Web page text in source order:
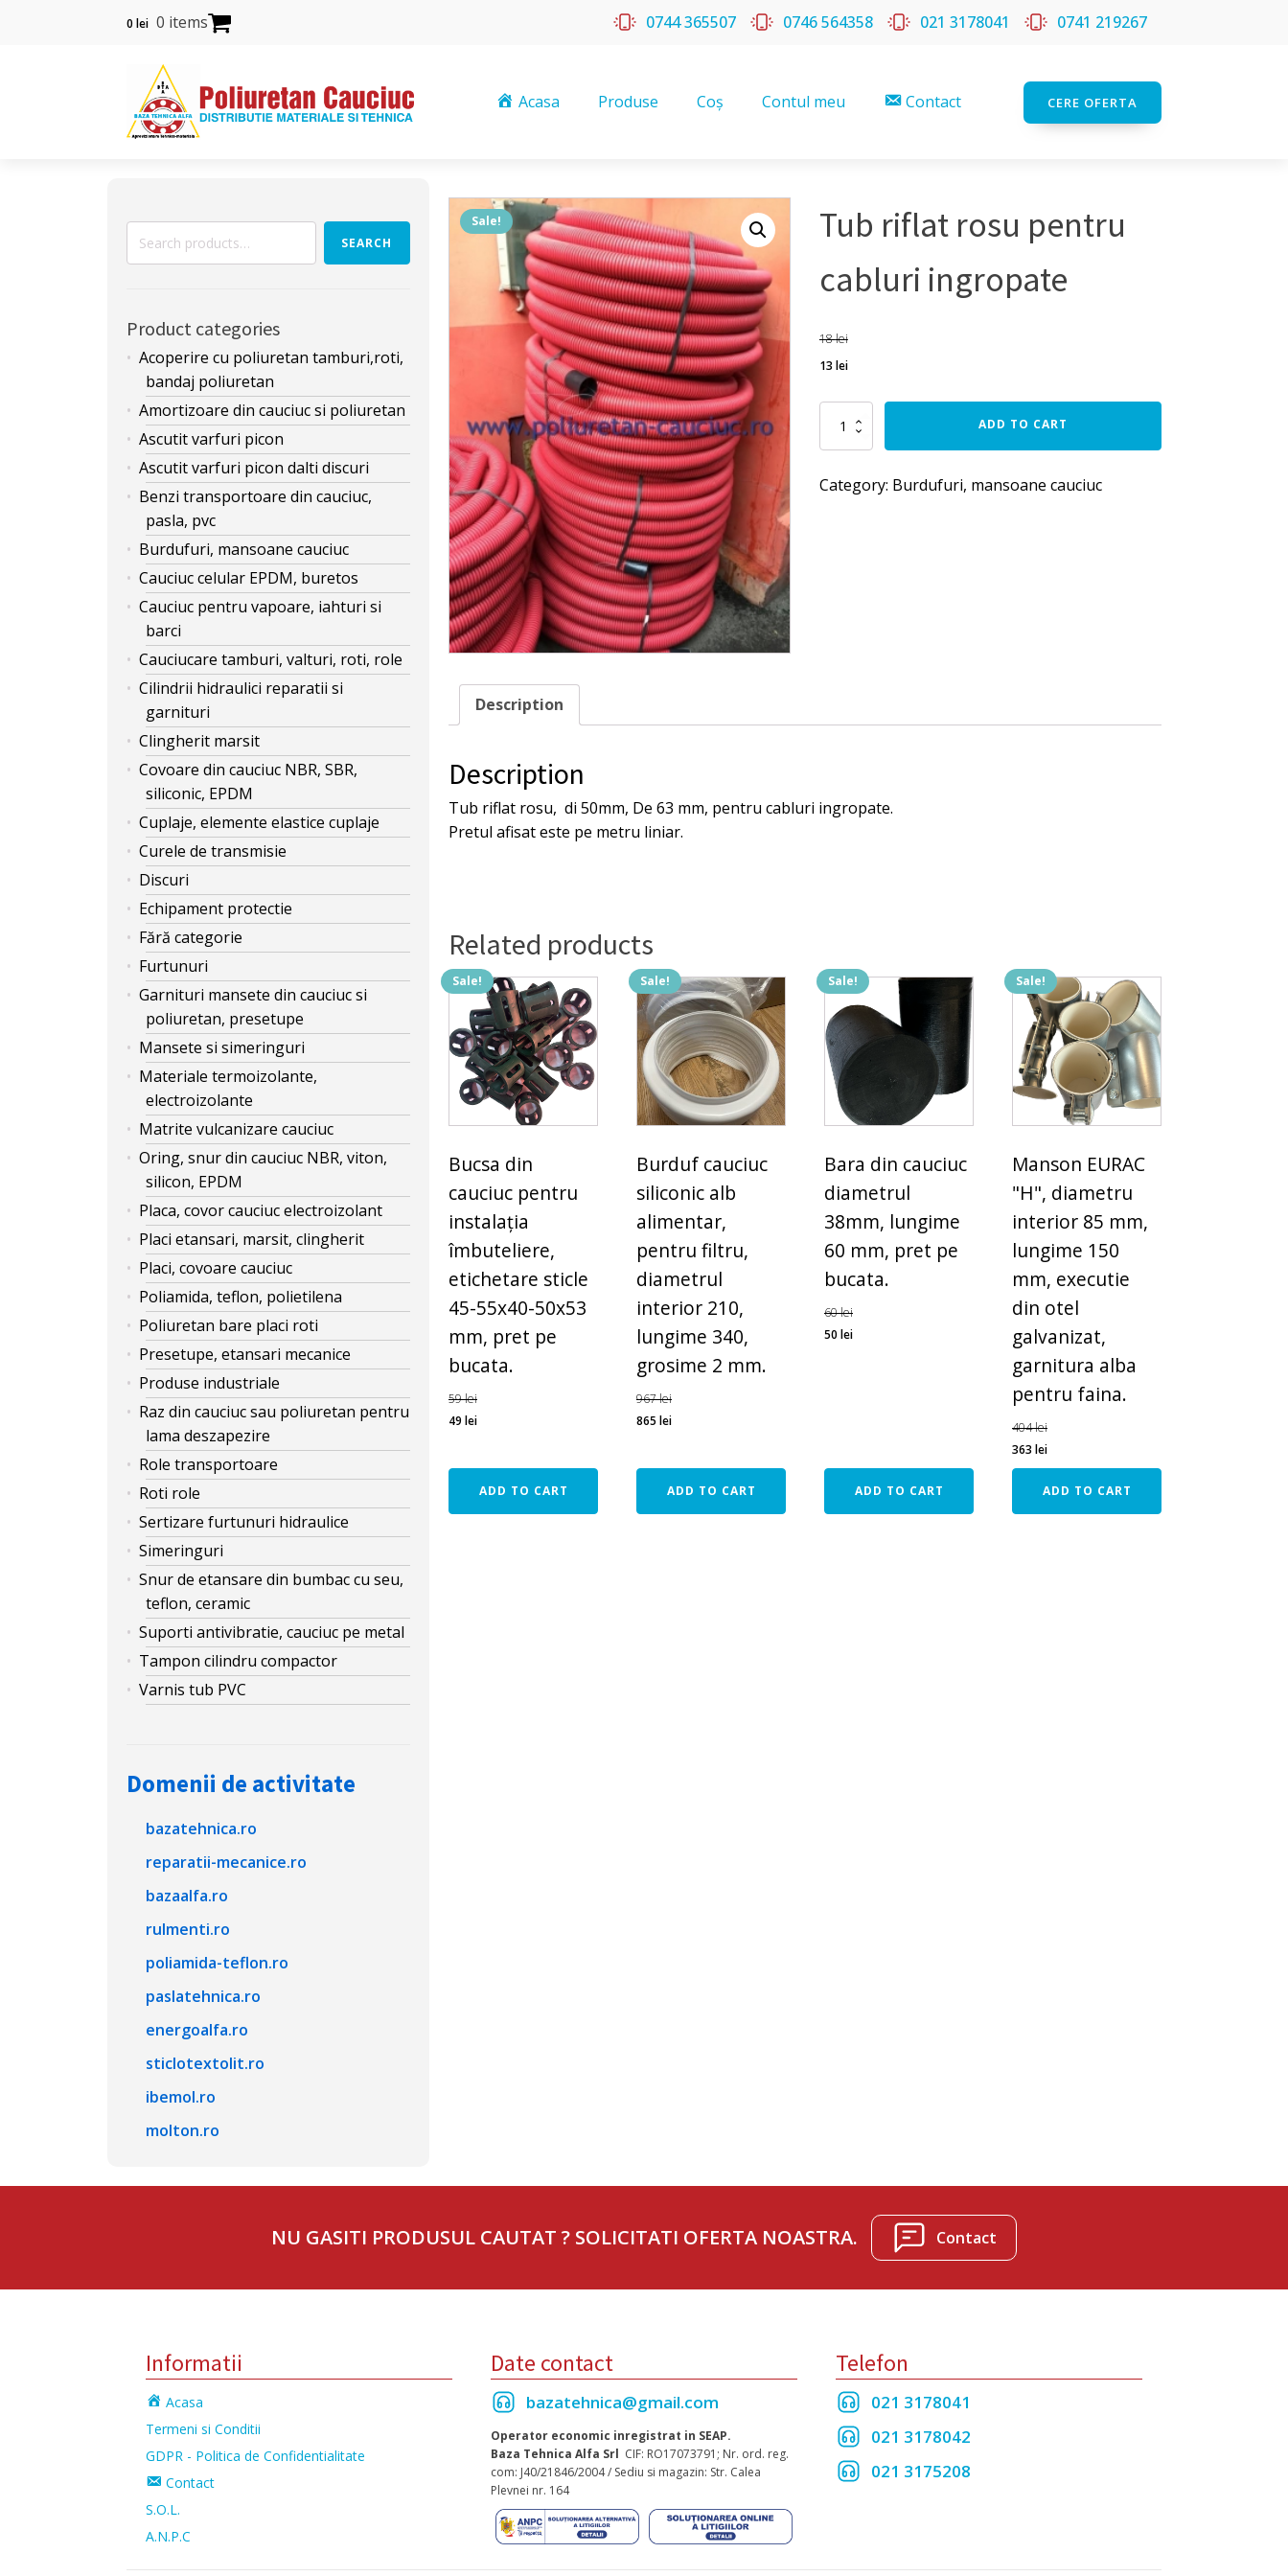
0 lei 0 items 0744 365507 0746 564358 021 3178041 0741 219267
Acasa Produse Coș Contul meu Contact CERE OFERTA
Search
SEARCH
Product categories
Acoperire cu poliuretan tamburi,roti,
bandaj poliuretan
Amortizoare din cauciuc si poliuretan
Ascutit varfuri picon
Ascutit varfuri picon dalti discuri
Benzi transportoare din cauciuc,
pasla, pvc
Burdufuri, mansoane cauciuc
Cauciuc celular EPDM, buretos
Cauciuc pentru vapoare, iahturi si
barci
Cauciucare tamburi, valturi, roti, role
Cilindrii hidraulici reparatii si
garnituri
Clingherit marsit
Covoare din cauciuc NBR, SBR,
siliconic, EPDM
Cuplaje, elemente elastice cuplaje
Curele de transmisie
Discuri
Echipament protectie
Fără categorie
Furtunuri
Garnituri mansete din cauciuc si
poliuretan, presetupe
Mansete si simeringuri
Materiale termoizolante,
electroizolante
Matrite vulcanizare cauciuc
Oring, snur din cauciuc NBR, viton,
silicon, EPDM
Placa, covor cauciuc electroizolant
Placi etansari, marsit, clingherit
Placi, covoare cauciuc
Poliamida, teflon, polietilena
Poliuretan bare placi roti
Presetupe, etansari mecanice
Produse industriale
Raz din cauciuc sau poliuretan pentru
lama deszapezire
Role transportoare
Roti role
Sertizare furtunuri hidraulice
Simeringuri
Snur de etansare din bumbac cu seu,
teflon, ceramic
Suporti antivibratie, cauciuc pe metal
Tampon cilindru compactor
Varnis tub PVC
Domenii de activitate
bazatehnica.ro
reparatii-mecanice.ro
bazaalfa.ro
rulmenti.ro
poliamida-teflon.ro
paslatehnica.ro
energoalfa.ro
sticlotextolit.ro
ibemol.ro
molton.ro
Sale!
Tub riflat rosu pentru
cabluri ingropate
18lei
13 lei
riflat
rosu
cabluri
ADD TO CART
Category: Burdufuri, mansoane cauciuc
Description
Description
Tub riflat rosu, di 50mm, De 63 mm, pentru cabluri ingropate.
Pretul afisat este pe metru liniar.
Related products
Sale!
Bucsa din
cauciuc pentru
instalația
îmbuteliere,
etichetare sticle
45-55x40-50x53
mm, pret pe
bucata.
59lei
49 lei
ADD TO CART
Sale!
Burduf cauciuc
siliconic alb
alimentar,
pentru filtru,
diametrul
interior 210,
lungime 340,
grosime 2 mm.
967lei
865 lei
ADD TO CART
Sale!
Bara din cauciuc
diametrul
38mm, lungime
60 mm, pret pe
bucata.
60lei
50 lei
ADD TO CART
Sale!
Manson EURAC
"H", diametru
interior 85 mm,
lungime 150
mm, executie
din otel
galvanizat,
garnitura alba
pentru faina.
404lei
363 lei
ADD TO CART
NU GASITI PRODUSUL CAUTAT ? SOLICITATI OFERTA NOASTRA. Contact
Informatii
Acasa
Termeni si Conditii
GDPR - Politica de Confidentialitate
Contact
S.O.L.
A.N.P.C
Date contact
bazatehnica@gmail.com
Operator economic inregistrat in SEAP.
Baza Tehnica Alfa Srl CIF: RO17073791; Nr. ord. reg.
com: J40/21846/2004 / Sediu si magazin: Str. Calea
Plevnei nr. 164
Telefon
021 3178041
021 3178042
021 3175208